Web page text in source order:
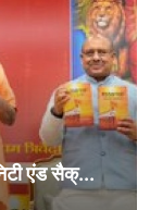
एंड सैक्...